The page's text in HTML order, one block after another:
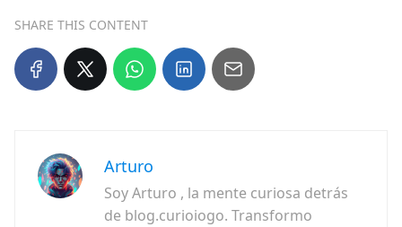
SHARE THIS CONTENT
Arturo
Soy Arturo , la mente curiosa detrás
de blog.curioiogo. Transformo